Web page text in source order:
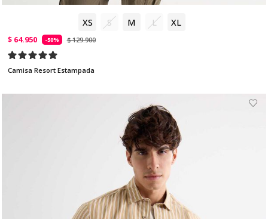
XS S M L XL
$ 64.950 -50% $ 129.900
Camisa Resort Estampada